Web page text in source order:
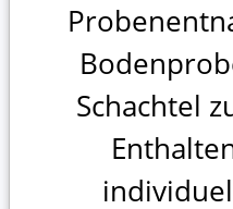
Schachtel